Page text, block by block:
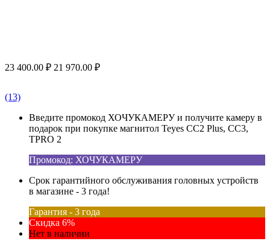
23 400.00 ₽ 21 970.00 ₽
(13)
Введите промокод ХОЧУКАМЕРУ и получите камеру в
подарок при покупке магнитол Teyes CC2 Plus, CC3,
TPRO 2
Промокод: ХОЧУКАМЕРУ
Срок гарантийного обслуживания головных устройств
в магазине - 3 года!
Гарантия - 3 года
Скидка 6%
Нет в наличии